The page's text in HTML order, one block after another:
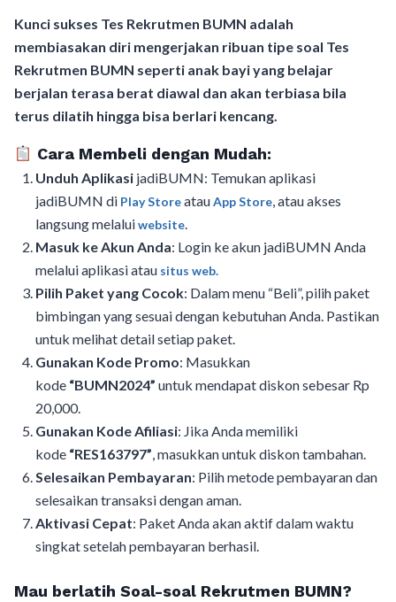
Kunci sukses Tes Rekrutmen BUMN adalah
membiasakan diri mengerjakan ribuan tipe soal Tes
Rekrutmen BUMN seperti anak bayi yang belajar
berjalan terasa berat diawal dan akan terbiasa bila
terus dilatih hingga bisa berlari kencang.
Cara Membeli dengan Mudah:
Unduh Aplikasi jadiBUMN: Temukan aplikasi
jadiBUMN di Play StoreatauApp Store, atau akses
langsung melaluiwebsite.
Masuk ke Akun Anda: Login ke akun jadiBUMN Anda
melalui aplikasi atau situs web.
Pilih Paket yang Cocok: Dalam menu “Beli”, pilih paket
bimbingan yang sesuai dengan kebutuhan Anda. Pastikan
untuk melihat detail setiap paket.
Gunakan Kode Promo: Masukkan
kode “BUMN2024” untuk mendapat diskon sebesar Rp
20,000.
Gunakan Kode Afiliasi: Jika Anda memiliki
kode “RES163797”, masukkan untuk diskon tambahan.
Selesaikan Pembayaran: Pilih metode pembayaran dan
selesaikan transaksi dengan aman.
Aktivasi Cepat: Paket Anda akan aktif dalam waktu
singkat setelah pembayaran berhasil.
Mau berlatih Soal-soal Rekrutmen BUMN?